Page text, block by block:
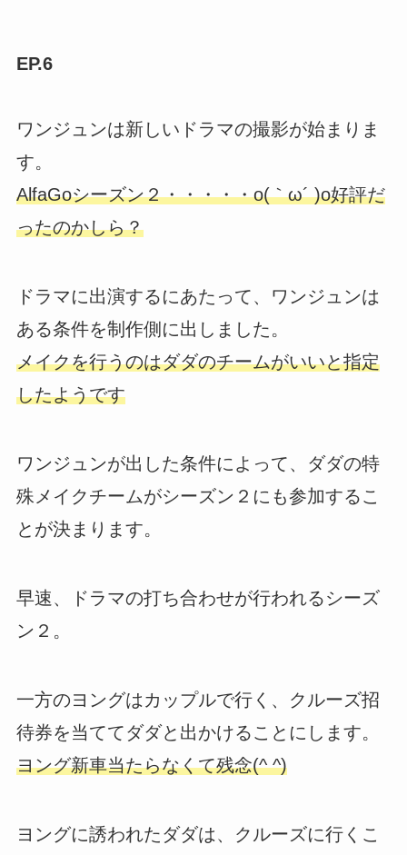
EP.6
ワンジュンは新しいドラマの撮影が始まりま
す。
AlfaGoシーズン２・・・・・o(｀ω´ )o好評だ
ったのかしら？
ドラマに出演するにあたって、ワンジュンは
ある条件を制作側に出しました。
メイクを行うのはダダのチームがいいと指定
したようです
ワンジュンが出した条件によって、ダダの特
殊メイクチームがシーズン２にも参加するこ
とが決まります。
早速、ドラマの打ち合わせが行われるシーズ
ン２。
一方のヨングはカップルで行く、クルーズ招
待券を当ててダダと出かけることにします。
ヨング新車当たらなくて残念(^ ^)
ヨングに誘われたダダは、クルーズに行くこ